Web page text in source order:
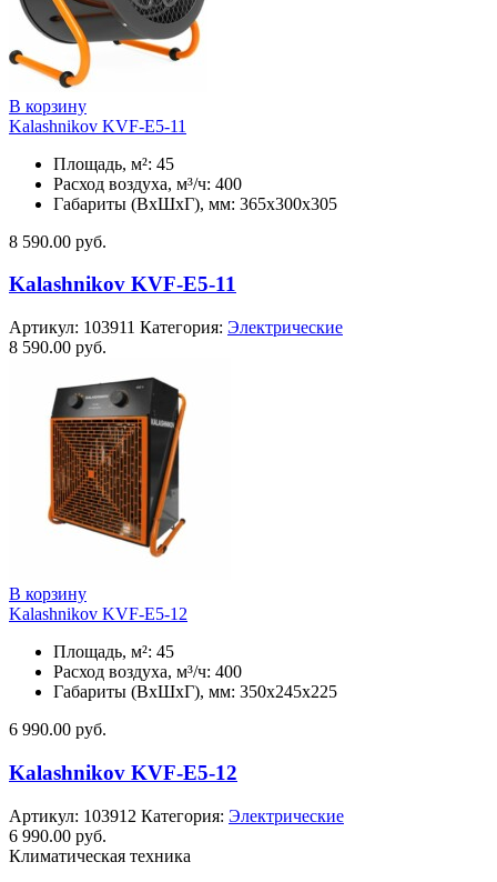
В корзину
Kalashnikov KVF-E5-11
Площадь, м²: 45
Расход воздуха, м³/ч: 400
Габариты (ВхШхГ), мм: 365x300x305
8 590.00 руб.
Kalashnikov KVF-E5-11
Артикул: 103911 Категория: Электрические
8 590.00 руб.
В корзину
Kalashnikov KVF-E5-12
Площадь, м²: 45
Расход воздуха, м³/ч: 400
Габариты (ВхШхГ), мм: 350x245x225
6 990.00 руб.
Kalashnikov KVF-E5-12
Артикул: 103912 Категория: Электрические
6 990.00 руб.
Климатическая техника